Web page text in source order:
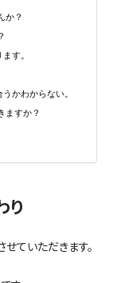
か？
す。
かわからない。
ますか？
り
ていただきます。